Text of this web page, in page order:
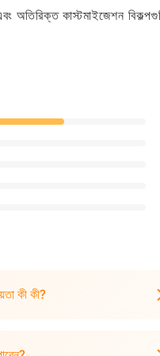
অতিরিক্ত কাস্টমাইজেশন
কী কী?